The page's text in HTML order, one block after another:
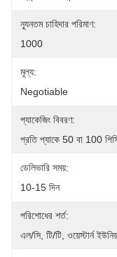
ন্যূনতম চাহিদার পরিমাণ:
1000
মূল্য:
Negotiable
প্যাকেজিং বিবরণ:
প্রতি প্যাকে 50 বা 100
ডেলিভারি সময়:
10-15 দিন
পরিশোধের শর্ত:
এল/সি, টি/টি, ওয়েস্টার্ন